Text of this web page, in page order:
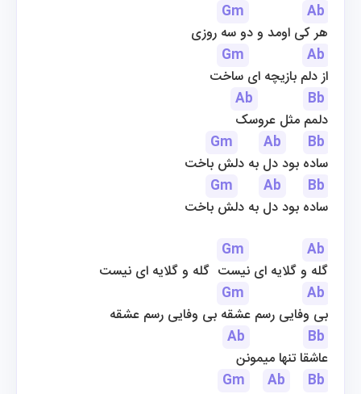
Gm
Ab
هر کی اومد و دو سه روزی
Gm
Ab
از دلم بازیچه ای ساخت
Ab
Bb
دلمم مثل عروسک
Gm
Ab
Bb
ساده بود دل به دلش باخت
Gm
Ab
Bb
ساده بود دل به دلش باخت
Gm
Ab
گله و گلایه ای نیست  گله و گلایه ای نیست
Gm
Ab
بی وفایی رسم عشقه بی وفایی رسم عشقه
Ab
Bb
عاشقا تنها میمونن
Gm
Ab
Bb